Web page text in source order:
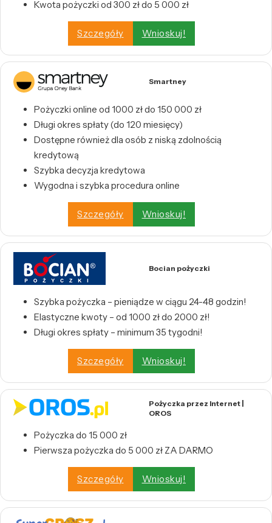
Kwota pożyczki od 300 zł do 5 000 zł
Szczegóły Wnioskuj!
Smartney
Pożyczki online od 1000 zł do 150 000 zł
Długi okres spłaty (do 120 miesięcy)
Dostępne również dla osób z niską zdolnością
kredytową
Szybka decyzja kredytowa
Wygodna i szybka procedura online
Szczegóły Wnioskuj!
Bocian pożyczki
Szybka pożyczka – pieniądze w ciągu 24-48 godzin!
Elastyczne kwoty – od 1000 zł do 2000 zł!
Długi okres spłaty – minimum 35 tygodni!
Szczegóły Wnioskuj!
Pożyczka przez Internet |
OROS
Pożyczka do 15 000 zł
Pierwsza pożyczka do 5 000 zł ZA DARMO
Szczegóły Wnioskuj!